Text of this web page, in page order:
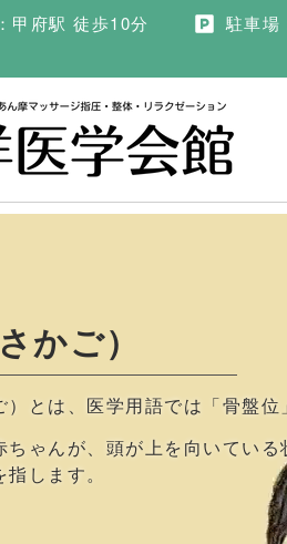
甲府駅 徒歩10分 駐車場
かご）
）とは、医学用語では「骨盤
ちゃんが、頭が上を向いてい
します。